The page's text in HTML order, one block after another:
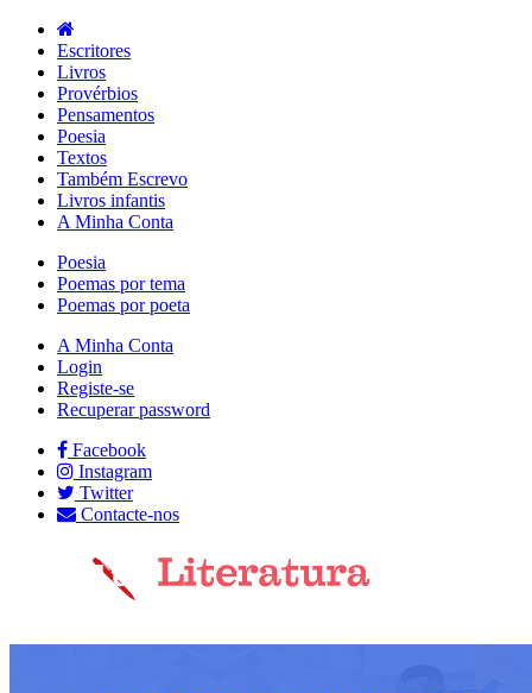
Escritores
Livros
Provérbios
Pensamentos
Poesia
Textos
Também Escrevo
Livros infantis
A Minha Conta
Poesia
Poemas por tema
Poemas por poeta
A Minha Conta
Login
Registe-se
Recuperar password
Facebook
Instagram
Twitter
Contacte-nos